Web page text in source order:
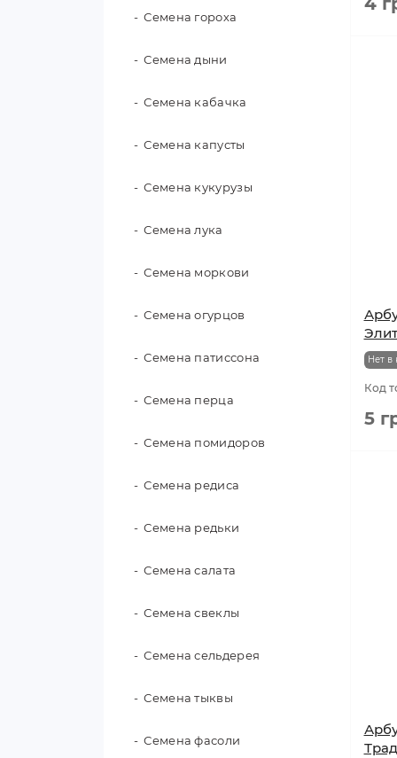
PU
Від порізів
Латексні
Латексні MINI
Нітрилові
Одноразові
Універсальні
Шкіряні
Для подвязки растений
комплектующие
Щетки и скребки зимние
Семена гороха
Семена дыни
Семена кабачка
Семена капусты
Семена кукурузы
Семена лука
Семена моркови
Семена огурцов
Семена патиссона
Семена перца
Семена помидоров
Семена редиса
Семена редьки
Семена салата
Семена свеклы
Семена сельдерея
Семена тыквы
Семена фасоли
Элит
Нет в
Код
5